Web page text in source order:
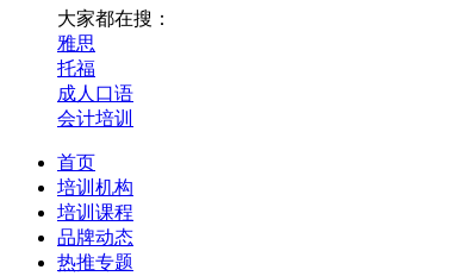
大家都在搜：
雅思
托福
成人口语
会计培训
首页
培训机构
培训课程
品牌动态
热推专题